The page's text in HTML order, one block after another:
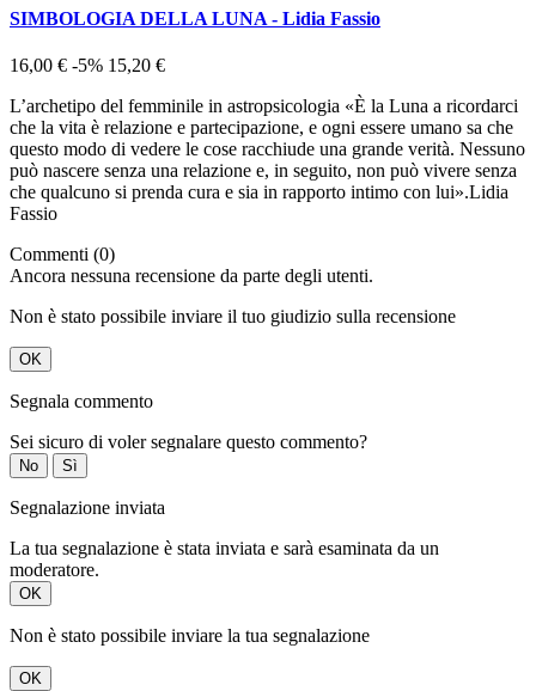
SIMBOLOGIA DELLA LUNA - Lidia Fassio
16,00 € -5% 15,20 €
L’archetipo del femminile in astropsicologia «È la Luna a ricordarci
che la vita è relazione e partecipazione, e ogni essere umano sa che
questo modo di vedere le cose racchiude una grande verità. Nessuno
può nascere senza una relazione e, in seguito, non può vivere senza
che qualcuno si prenda cura e sia in rapporto intimo con lui».Lidia
Fassio
Commenti (0)
Ancora nessuna recensione da parte degli utenti.
Non è stato possibile inviare il tuo giudizio sulla recensione
OK
Segnala commento
Sei sicuro di voler segnalare questo commento?
No Sì
Segnalazione inviata
La tua segnalazione è stata inviata e sarà esaminata da un
moderatore.
OK
Non è stato possibile inviare la tua segnalazione
OK